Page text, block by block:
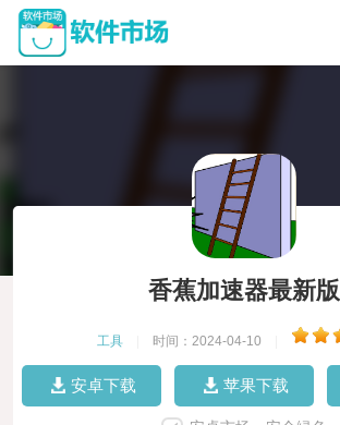
香蕉加速器最新版
工具 时间：2024-04-10
安卓下载 苹果下载